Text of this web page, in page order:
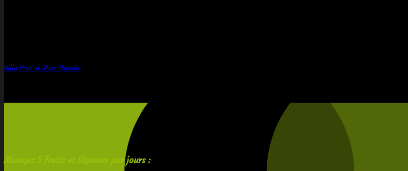
Billy Paul et Miss Paradis
Mangez 5 fruits et légumes par jours :